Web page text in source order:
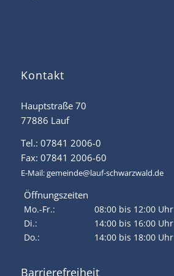
Kontakt
Hauptstraße 70
77886 Lauf
Tel.: 07841 2006-0
Fax: 07841 2006-60
E-Mail:gemeinde@lauf-schwarzwald.de
Öffnungszeiten
Mo.-Fr.:
08:00 bis 12:00 Uhr
Di.:
14:00 bis 16:00 Uhr
Do.:
14:00 bis 18:00 Uhr
Barrierefreiheit